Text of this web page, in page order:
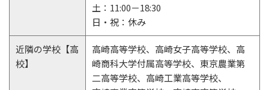
土：11:00－18:30
日・祝：休み
近隣の学校【高
校】
高崎高等学校、高崎女子高等学校、高
崎商科大学付属高等学校、東京農業第
二高等学校、高崎工業高等学校、